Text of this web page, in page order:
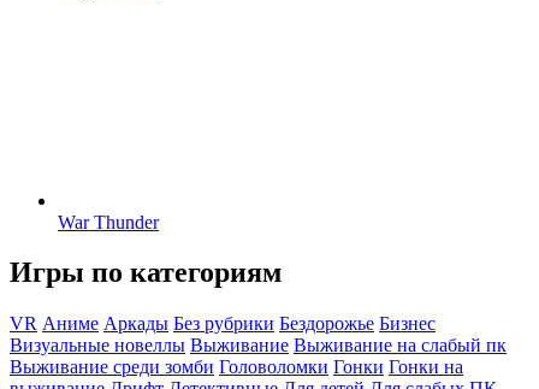
War Thunder
Игры по категориям
VR Аниме Аркады Без рубрики Бездорожье Бизнес
Визуальные новеллы Выживание Выживание на слабый пк
Выживание среди зомби Головоломки Гонки Гонки на